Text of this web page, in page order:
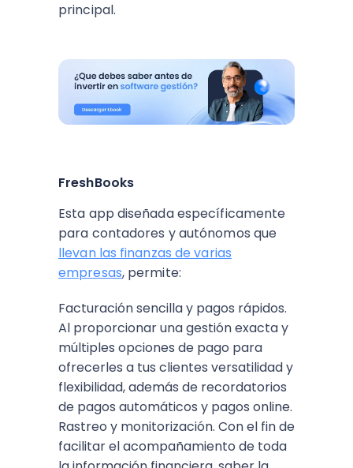
principal.
FreshBooks
Esta app diseñada específicamente
para contadores y autónomos que
llevan las finanzas de varias
empresas, permite:
Facturación sencilla y pagos rápidos.
Al proporcionar una gestión exacta y
múltiples opciones de pago para
ofrecerles a tus clientes versatilidad y
flexibilidad, además de recordatorios
de pagos automáticos y pagos online.
Rastreo y monitorización. Con el fin de
facilitar el acompañamiento de toda